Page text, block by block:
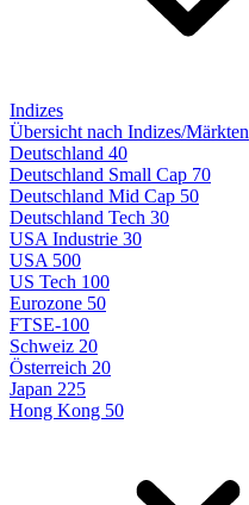
Indizes
Übersicht nach Indizes/Märkten
Deutschland 40
Deutschland Small Cap 70
Deutschland Mid Cap 50
Deutschland Tech 30
USA Industrie 30
USA 500
US Tech 100
Eurozone 50
FTSE-100
Schweiz 20
Österreich 20
Japan 225
Hong Kong 50